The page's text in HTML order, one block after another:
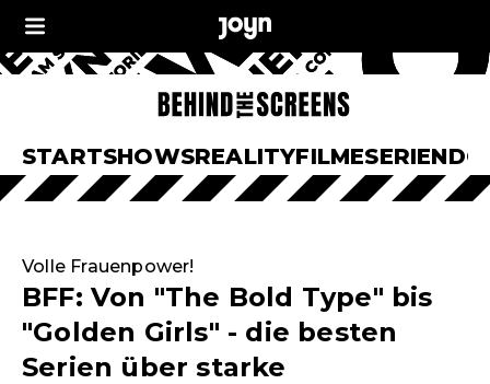
STARTSHOWSREALITYFILMESERIEN
Volle Frauenpower!
BFF: Von "The Bold Type" bis
"Golden Girls" - die besten
Serien über starke